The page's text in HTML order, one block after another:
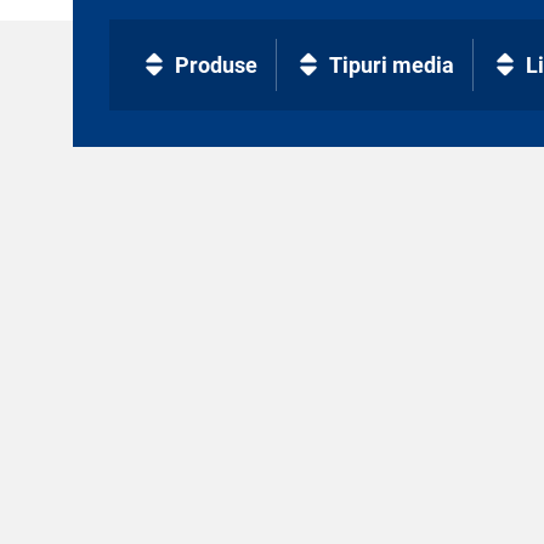
Produse Tipuri media